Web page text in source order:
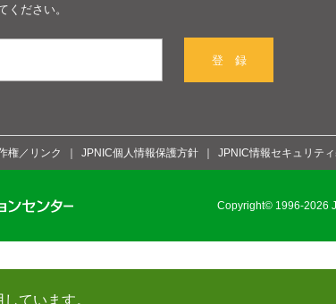
ています。
ださい。
登 録
権／リンク JPNIC個人情報保護方針 JPNIC情報セキュリテ
Copyright© 1996-2026